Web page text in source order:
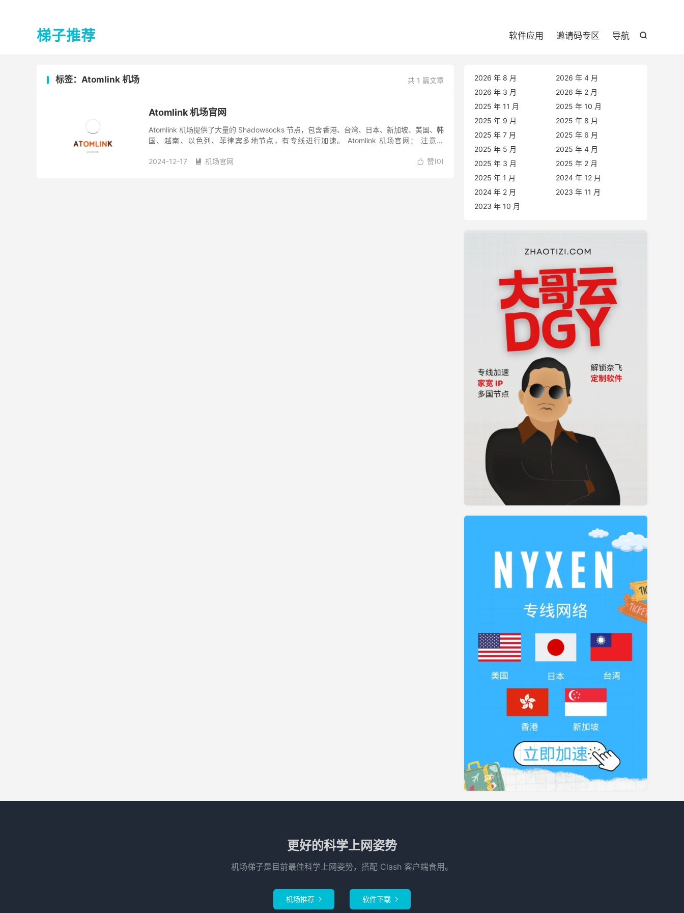
梯子推荐 
软件应用 邀请码专区 导航
共 1 篇文章
标签：Atomlink 机场
Atomlink 机场官网
Atomlink 机场提供了大量的 Shadowsocks 节点，包含香港、台湾、日本、新加坡、美国、韩
国、越南、以色列、菲律宾多地节点，有专线进行加速。 Atomlink 机场官网： 注意：
 赞(0)
2024-12-17  机场官网
2026 年 8 月
2026 年 4 月
2026 年 3 月
2026 年 2 月
2025 年 11 月
2025 年 10 月
2025 年 9 月
2025 年 8 月
2025 年 7 月
2025 年 6 月
2025 年 5 月
2025 年 4 月
2025 年 3 月
2025 年 2 月
2025 年 1 月
2024 年 12 月
2024 年 2 月
2023 年 11 月
2023 年 10 月
更好的科学上网姿势
机场梯子是目前最佳科学上网姿势，搭配 Clash 客户端食用。
机场推荐  软件下载 